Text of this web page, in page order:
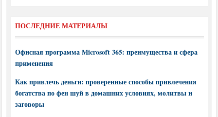
ПОСЛЕДНИЕ МАТЕРИАЛЫ
Офисная программа Microsoft 365: преимущества и сфера
применения
Как привлечь деньги: проверенные способы привлечения
богатства по фен шуй в домашних условиях, молитвы и
заговоры